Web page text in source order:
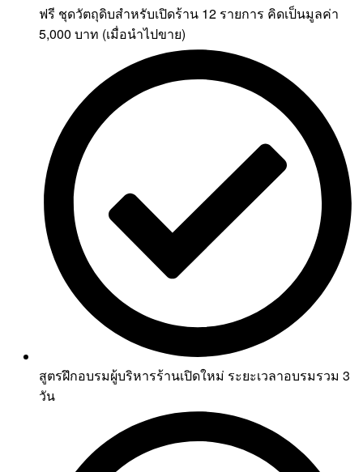
ฟรี ชุดวัตถุดิบสำหรับเปิดร้าน 12 รายการ คิดเป็นมูลค่า
5,000 บาท (เมื่อนำไปขาย)
สูตรฝึกอบรมผู้บริหารร้านเปิดใหม่ ระยะเวลาอบรมรวม 3
วัน